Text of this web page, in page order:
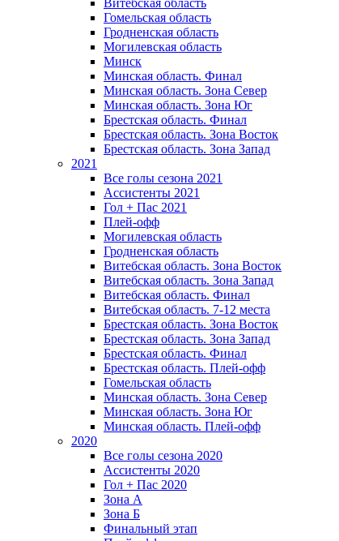
Витебская область
Гомельская область
Гродненская область
Могилевская область
Минск
Mинская область. Финал
Минская область. Зона Север
Минская область. Зона Юг
Брестская область. Финал
Брестская область. Зона Восток
Брестская область. Зона Запад
2021
Все голы сезона 2021
Ассистенты 2021
Гол + Пас 2021
Плей-офф
Могилевская область
Гродненская область
Витебская область. Зона Восток
Витебская область. Зона Запад
Витебская область. Финал
Витебская область. 7-12 места
Брестская область. Зона Восток
Брестская область. Зона Запад
Брестская область. Финал
Брестская область. Плей-офф
Гомельская область
Минская область. Зона Север
Минская область. Зона Юг
Минская область. Плей-офф
2020
Все голы сезона 2020
Ассистенты 2020
Гол + Пас 2020
Зона А
Зона Б
Финальный этап